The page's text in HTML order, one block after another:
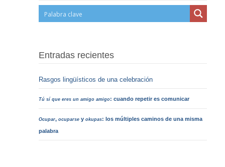
Entradas recientes
Rasgos lingüísticos de una celebración
Tú sí que eres un amigo amigo: cuando repetir es comunicar
Ocupar,ocuparse yokupas: los múltiples caminos de una misma
palabra